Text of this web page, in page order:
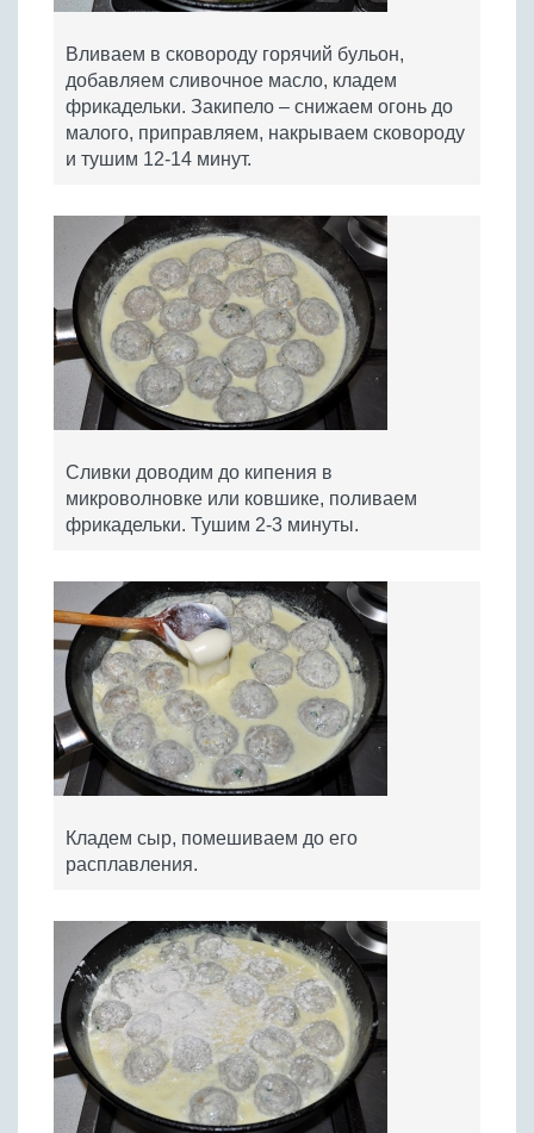
Вливаем в сковороду горячий бульон,
добавляем сливочное масло, кладем
фрикадельки. Закипело – снижаем огонь до
малого, приправляем, накрываем сковороду
и тушим 12-14 минут.
Сливки доводим до кипения в
микроволновке или ковшике, поливаем
фрикадельки. Тушим 2-3 минуты.
Кладем сыр, помешиваем до его
расплавления.